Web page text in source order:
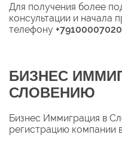
Для получения более
консультации и начала
телефону +79100007020
БИЗНЕС
СЛОВЕНИЮ
Бизнес Иммиграция в
регистрацию компании